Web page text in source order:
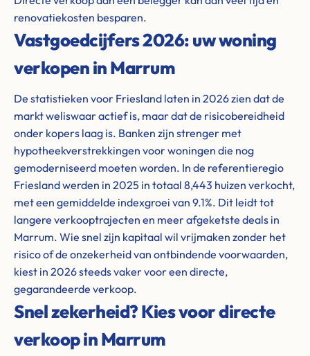
renovatiekosten besparen.
Vastgoedcijfers 2026: uw woning
verkopen in Marrum
De statistieken voor Friesland laten in 2026 zien dat de
markt weliswaar actief is, maar dat de risicobereidheid
onder kopers laag is. Banken zijn strenger met
hypotheekverstrekkingen voor woningen die nog
gemoderniseerd moeten worden. In de referentieregio
Friesland werden in 2025 in totaal 8,443 huizen verkocht,
met een gemiddelde indexgroei van 9.1%. Dit leidt tot
langere verkooptrajecten en meer afgeketste deals in
Marrum. Wie snel zijn kapitaal wil vrijmaken zonder het
risico of de onzekerheid van ontbindende voorwaarden,
kiest in 2026 steeds vaker voor een directe,
gegarandeerde verkoop.
Snel zekerheid? Kies voor directe
verkoop in Marrum